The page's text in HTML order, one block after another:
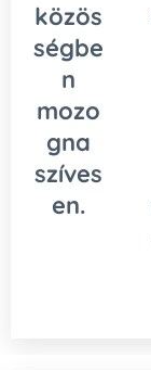
közös
ségbe
n
mozo
gna
szíves
en.